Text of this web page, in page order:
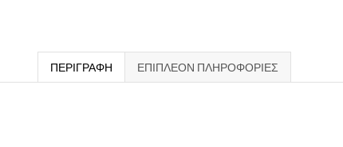
ΠΕΡΙΓΡΑΦΉ ΕΠΙΠΛΈΟΝ ΠΛΗΡΟΦΟΡΊΕΣ